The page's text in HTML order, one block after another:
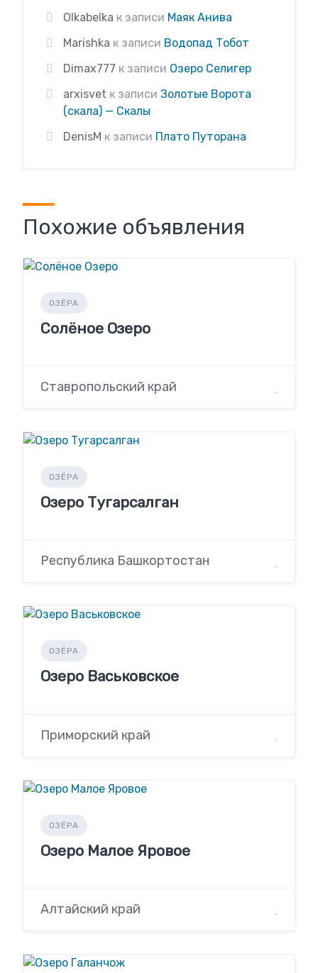
Olkabelka к записи Маяк Анива
Marishka к записи Водопад Тобот
Dimax777 к записи Озеро Селигер
arxisvet к записи Золотые Ворота
(скала) — Скалы
DenisM к записи Плато Путорана
Похожие объявления
ОЗЁРА
Солёное Озеро
Ставропольский край
ОЗЁРА
Озеро Тугарсалган
Республика Башкортостан
ОЗЁРА
Озеро Васьковское
Приморский край
ОЗЁРА
Озеро Малое Яровое
Алтайский край